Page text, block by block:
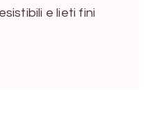
e lieti fini